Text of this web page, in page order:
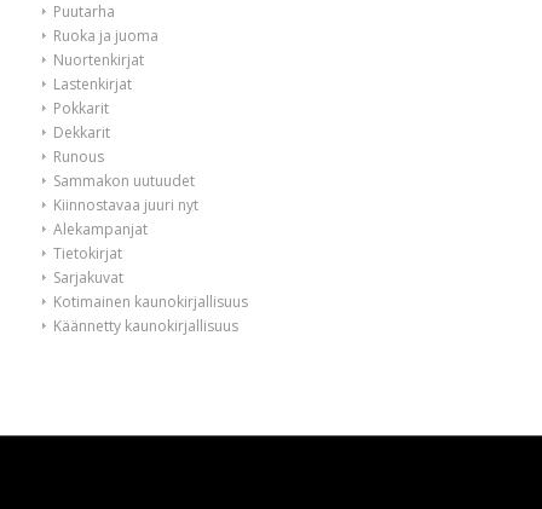
Puutarha
Ruoka ja juoma
Nuortenkirjat
Lastenkirjat
Pokkarit
Dekkarit
Runous
Sammakon uutuudet
Kiinnostavaa juuri nyt
Alekampanjat
Tietokirjat
Sarjakuvat
Kotimainen kaunokirjallisuus
Käännetty kaunokirjallisuus